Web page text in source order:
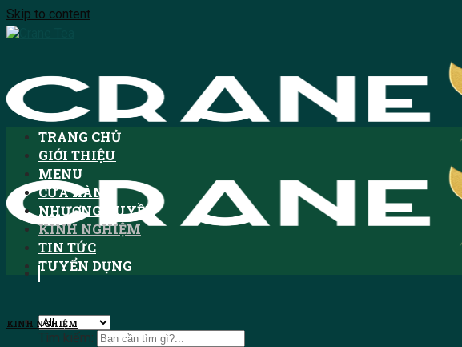
Skip to content
Tìm kiếm:
TRANG CHỦ
GIỚI THIỆU
MENU
CỬA HÀNG
NHƯỢNG QUYỀN
KINH NGHIỆM
TIN TỨC
TUYỂN DỤNG
KINH NGHIỆM